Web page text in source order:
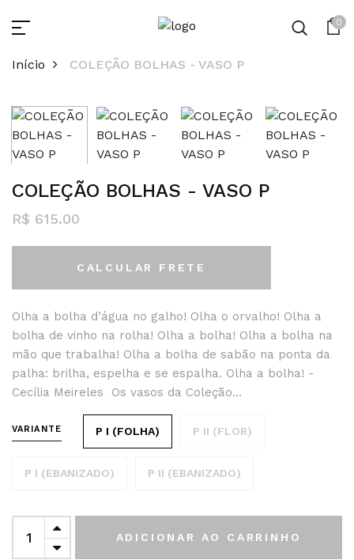
0
Início COLEÇÃO BOLHAS - VASO P
COLEÇÃO BOLHAS - VASO P
R$ 615.00
CALCULAR FRETE
Olha a bolha d’água no galho! Olha o orvalho! Olha a
bolha de vinho na rolha! Olha a bolha! Olha a bolha na
mão que trabalha! Olha a bolha de sabão na ponta da
palha: brilha, espelha e se espalha. Olha a bolha! -
Cecília Meireles Os vasos da Coleção...
VARIANTE P I (FOLHA) P II (FLOR)
P I (EBANIZADO) P II (EBANIZADO)
ADICIONAR AO CARRINHO